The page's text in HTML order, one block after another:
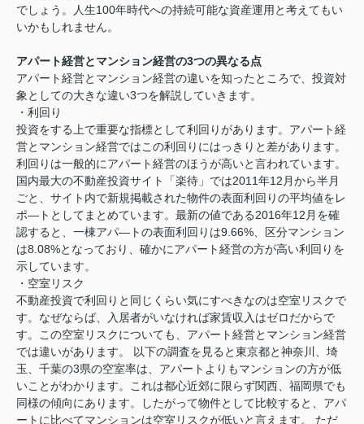
でしょう。人生100年時代への持続可能な資産運用と考えてもい
いかもしれません。
アパート経営とマンション経営の3つの異なる点
アパート経営とマンション経営の違いを知ったところで、投資対
象としての大きな違い3つを解説していきます。
・利回り
投資をする上で重要な指標として利回りがあります。アパート経
営とマンション経営ではこの利回りにはっきりと差があります。
利回りは一般的にアパート経営のほうが高いと言われています。
国内最大の不動産投資サイト「楽待」では2011年12月から半月
ごと、サイト内で新規掲載された物件の表面利回りの平均値をレ
ポ―トとしてまとめています。最新の値である2016年12月を確
認すると、一棟アパ―トの表面利回りは9.66%、区分マンション
は8.08%となっており、確かにアパート経営の方が高い利回りを
示しています。
・空室リスク
不動産投資で利回りと同じくらい気にすべきなのは空室リスクで
す。なぜならば、入居者がいなければ家賃収入はゼロだからで
す。この空室リスクについても、アパート経営とマンション経営
では違いがあります。 以下の調査を見ると東京都と神奈川、埼
玉、千葉の3県の空室率は、アパートよりもマンションの方が低
いことがわかります。これは都心近郊に限らず関西、福岡県でも
同様の傾向にあります。したがって物件として比較すると、アパ
ートに比べてマンションは空室リスクが低いと言えます。 ただ